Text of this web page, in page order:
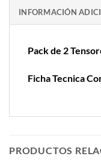
INFORMACIÓN
Pack de 2
Ficha Tecnica
PRODUCTOS